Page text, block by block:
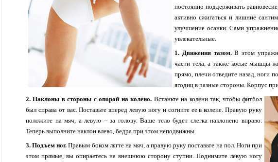
постоянно поддерживать
активно сжигаться и лишние
улучшение осанки. Сами
увлекательные.
1. Движения тазом.В этом
части тела, а также косые мышцы
прямо, плечи отведите назад, ноги
ягодиц в разные стороны. Корпус
2. Наклоны в стороны с опорой на колено. Встаньте на колени так, чтобы фитбол
был справа от вас. Поставьте вперед левую ногу и согните ее в колене. Правую руку
положите на мяч, а левую – за голову. Ваше тело будет слегка наклонено вправо.
Теперь выполните наклон влево, бедра при этом неподвижны.
3. Подъем ног. Правым боком лягте на мяч, а правую руку поставьте на пол. Ноги при
этом прямые, вы опираетесь на внешнюю сторону ступни. Поднимите левую ногу